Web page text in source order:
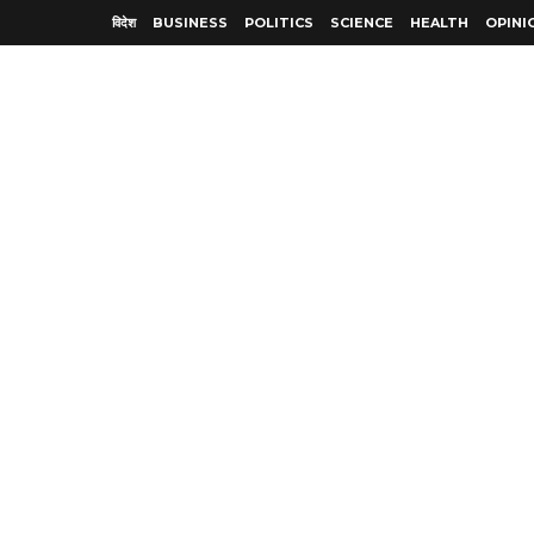
विदेश BUSINESS POLITICS SCIENCE HEALTH